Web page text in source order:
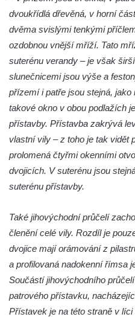
Dům čp. 183 na Palackého
Novém Boru
Dům čp. 184 na Palackého
Novém Boru
Dům čp. 215 v ulici Bratří
Boru
Dům čp. 211 v Tkalcovské
Boru
Dům čp. 206 v Tkalcovské
Dům čp. 132 ve Sloupské
Boru
Dům čp. 129 ve Sloupské
Boru
Dům čp. 109 v Kalinově ulici
Dům čp. 107 v Kalinově ulici
dvoukřídlá dřevěná, v horní
dvěma svislými tenkými
ozdobnou vnější mříží. Tato
suterénu verandy – je však
slunečnicemi jsou výše a
přízemí i patře jsou stejná,
takové okno v obou podlažích
přístavby. Přístavba zakrývá
vlastní vily – z toho je tak vidět
prolomená čtyřmi okenními
dvojicích. V suterénu jsou
suterénu přístavby.
Také jihovýchodní průčelí
členění celé vily. Rozdíl je
dvojice mají orámování z
a profilovaná nadokenní římsa
Součástí jihovýchodního
patrového přístavku,
Přístavek je na této straně v